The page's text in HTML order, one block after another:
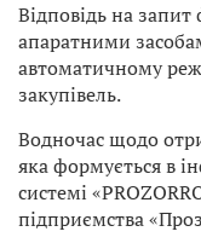
Відповідь на
апаратними
автоматичному
закупівель.
Водночас щодо
яка формується в
системі
підприємства